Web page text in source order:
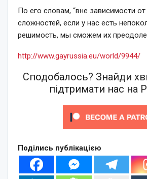
По его словам, “вне зависимости от
сложностей, если у нас есть
решимость, мы сможем их
http://www.gayrussia.eu/world/9944/
Сподобалось? Знайди
підтримати нас на
Поділись публікацією